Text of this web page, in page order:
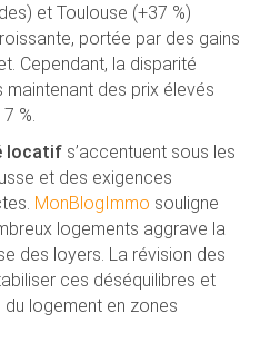
et Toulouse (+37 %)
portée par des gains
Cependant, la disparité
des prix élevés
%.
locatif s’accentuent sous les
et des exigences
MonBlogImmo souligne
logements aggrave la
des loyers. La révision des
ces déséquilibres et
du logement en zones